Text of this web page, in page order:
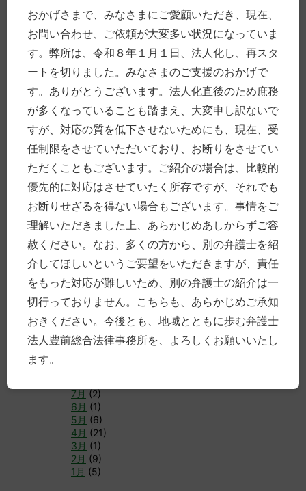
▼ 2026年
(3)
► 2024年 (2)
7月
(2)
► 2023年 (1)
1月 (1)
► 2022年 (3)
2月 (3)
► 2021年 (32)
10月 (1)
7月 (4)
6月 (4)
4月
(1)
3月 (1)
2月 (5)
1月 (11)
► 2020年
(66)
12月 (5)
11月 (6)
7月 (2)
6月 (1)
5月 (6)
4月 (21)
3月 (1)
2月 (9)
1月 (5)
おかげさまで、みなさまにご愛顧いただき、現在、
お問い合わせ、ご依頼が大変多い状況になっていま
す。弊所は、令和８年１月１日、法人化し、再スタ
ートを切りました。みなさまのご支援のおかげで
す。ありがとうございます。法人化直後のため庶務
が多くなっていることも踏まえ、大変申し訳ないで
すが、対応の質を低下させないためにも、現在、受
任制限をさせていただいており、お断りをさせてい
ただくこともございます。ご紹介の場合は、比較的
優先的に対応はさせていたく所存ですが、それでも
お断りせざるを得ない場合もございます。事情をご
理解いただきました上、あらかじめあしからずご容
赦ください。なお、多くの方から、別の弁護士を紹
介してほしいというご要望をいただきますが、責任
をもった対応が難しいため、別の弁護士の紹介は一
切行っておりません。こちらも、あらかじめご承知
おきください。今後とも、地域とともに歩む弁護士
法人豊前総合法律事務所を、よろしくお願いいたし
ます。